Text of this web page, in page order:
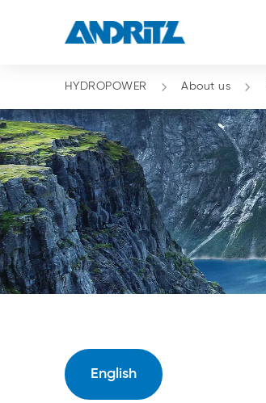
HYDROPOWER About us
English